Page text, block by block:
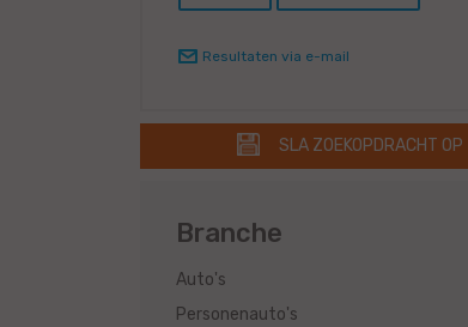
Resultaten via e-mail
SLA ZOEKOPDRACHT OP
Branche
Auto's
Personenauto's